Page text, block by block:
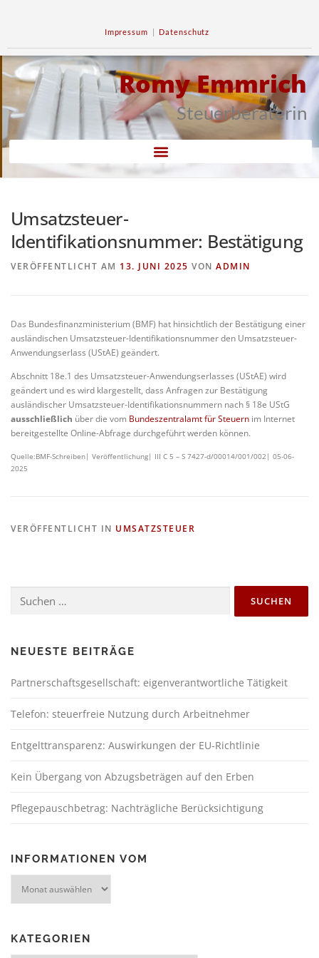
Impressum | Datenschutz
Romy Emmrich
Steuerberaterin
Umsatzsteuer-
Identifikationsnummer: Bestätigung
VERÖFFENTLICHT AM 13. JUNI 2025 VON ADMIN
Das Bundesfinanzministerium (BMF) hat hinsichtlich der Bestätigung einer
ausländischen Umsatzsteuer-Identifikationsnummer den Umsatzsteuer-
Anwendungserlass (UStAE) geändert.
Abschnitt 18e.1 des Umsatzsteuer-Anwendungserlasses (UStAE) wird
geändert und es wird klargestellt, dass Anfragen zur Bestätigung
ausländischer Umsatzsteuer-Identifikationsnummern nach § 18e UStG
ausschließlich über die vom Bundeszentralamt für Steuern im Internet
bereitgestellte Online-Abfrage durchgeführt werden können.
Quelle:BMF-Schreiben| Veröffentlichung| III C 5 – S 7427-d/00014/001/002| 05-06-
2025
VERÖFFENTLICHT IN UMSATZSTEUER
NEUESTE BEITRÄGE
Partnerschaftsgesellschaft: eigenverantwortliche Tätigkeit
Telefon: steuerfreie Nutzung durch Arbeitnehmer
Entgelttransparenz: Auswirkungen der EU-Richtlinie
Kein Übergang von Abzugsbeträgen auf den Erben
Pflegepauschbetrag: Nachträgliche Berücksichtigung
INFORMATIONEN VOM
KATEGORIEN